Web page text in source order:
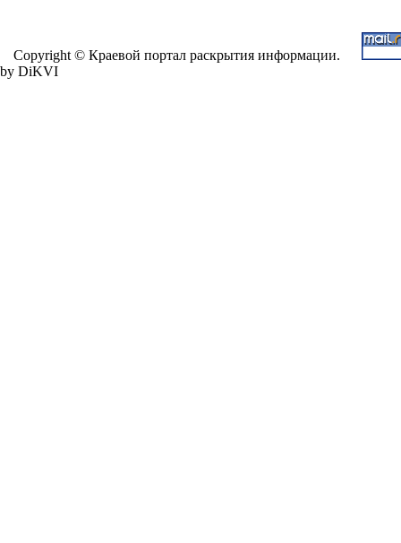
Copyright © Краевой портал раскрытия информации.
by DiKVI